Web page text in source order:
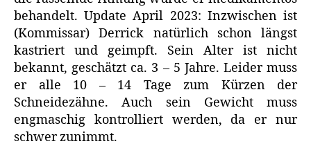
behandelt. Update April 2023: Inzwischen ist
(Kommissar) Derrick natürlich schon längst
kastriert und geimpft. Sein Alter ist nicht
bekannt, geschätzt ca. 3 – 5 Jahre. Leider muss
er alle 10 – 14 Tage zum Kürzen der
Schneidezähne. Auch sein Gewicht muss
engmaschig kontrolliert werden, da er nur
schwer zunimmt.